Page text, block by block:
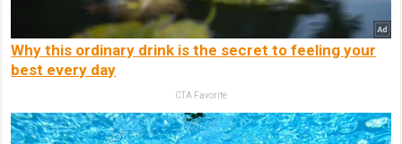
Why this ordinary drink is the secret to feeling your
best every day
CTA Favorite